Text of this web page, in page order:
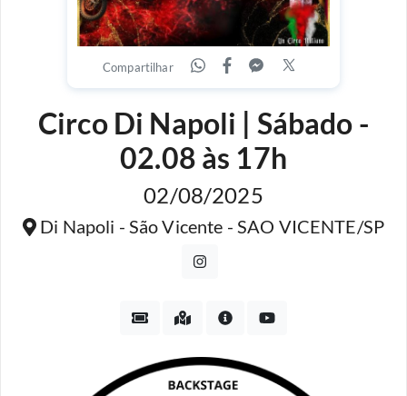
Compartilhar
Circo Di Napoli | Sábado -
02.08 às 17h
02/08/2025
Di Napoli - São Vicente - SAO VICENTE/SP